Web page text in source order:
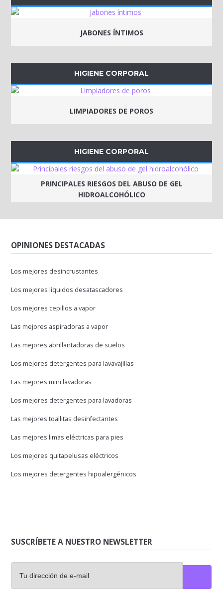
JABONES ÍNTIMOS
HIGIENE CORPORAL
LIMPIADORES DE POROS
HIGIENE CORPORAL
PRINCIPALES RIESGOS DEL ABUSO DE GEL
HIDROALCOHÓLICO
OPINIONES DESTACADAS
Los mejores desincrustantes
Los mejores líquidos desatascadores
Los mejores cepillos a vapor
Las mejores aspiradoras a vapor
Las mejores abrillantadoras de suelos
Los mejores detergentes para lavavajillas
Las mejores mini lavadoras
Los mejores detergentes para lavadoras
Las mejores toallitas desinfectantes
Las mejores limas eléctricas para pies
Los mejores quitapelusas eléctricos
Los mejores detergentes hipoalergénicos
SUSCRÍBETE A NUESTRO NEWSLETTER